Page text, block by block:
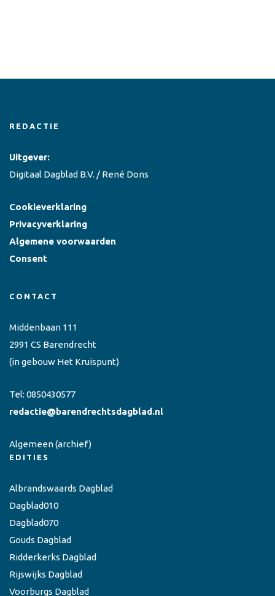
REDACTIE
Uitgever:
Digitaal Dagblad B.V. / René Dons
Cookieverklaring
Privacyverklaring
Algemene voorwaarden
Consent
CONTACT
Middenbaan 111
2991 CS Barendrecht
(in gebouw Het Kruispunt)
Tel: 0850430577
redactie@barendrechtsdagblad.nl
Algemeen(archief)
EDITIES
Albrandswaards Dagblad
Dagblad010
Dagblad070
Gouds Dagblad
Ridderkerks Dagblad
Rijswijks Dagblad
Voorburgs Dagblad